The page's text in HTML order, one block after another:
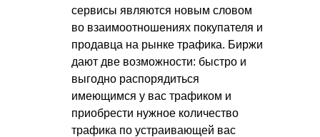
сервисы являются новым словом
во взаимоотношениях покупателя и
продавца на рынке трафика. Биржи
дают две возможности: быстро и
выгодно распорядиться
имеющимся у вас трафиком и
приобрести нужное количество
трафика по устраивающей вас